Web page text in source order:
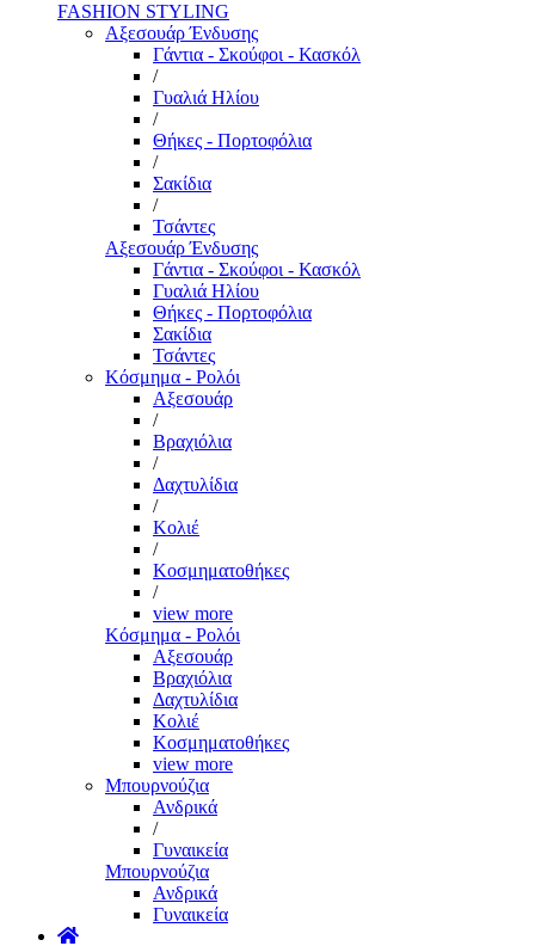
FASHION STYLING
Αξεσουάρ Ένδυσης
Γάντια - Σκούφοι - Κασκόλ
/
Γυαλιά Ηλίου
/
Θήκες - Πορτοφόλια
/
Σακίδια
/
Τσάντες
Αξεσουάρ Ένδυσης
Γάντια - Σκούφοι - Κασκόλ
Γυαλιά Ηλίου
Θήκες - Πορτοφόλια
Σακίδια
Τσάντες
Κόσμημα - Ρολόι
Αξεσουάρ
/
Βραχιόλια
/
Δαχτυλίδια
/
Κολιέ
/
Κοσμηματοθήκες
/
view more
Κόσμημα - Ρολόι
Αξεσουάρ
Βραχιόλια
Δαχτυλίδια
Κολιέ
Κοσμηματοθήκες
view more
Μπουρνούζια
Ανδρικά
/
Γυναικεία
Μπουρνούζια
Ανδρικά
Γυναικεία